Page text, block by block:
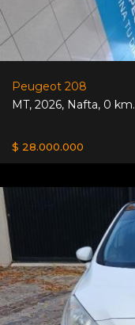
Peugeot 208
MT, 2026, Nafta, 0 km.
$ 28.000.000